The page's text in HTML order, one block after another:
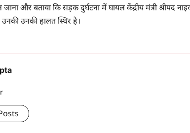
जाना और बताया कि सड़क दुर्घटना में घायल केंद्रीय मंत्री श्रीपद
उनकी हालत स्थिर है।